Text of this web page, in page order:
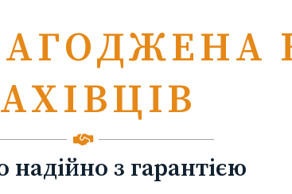
з гарантією